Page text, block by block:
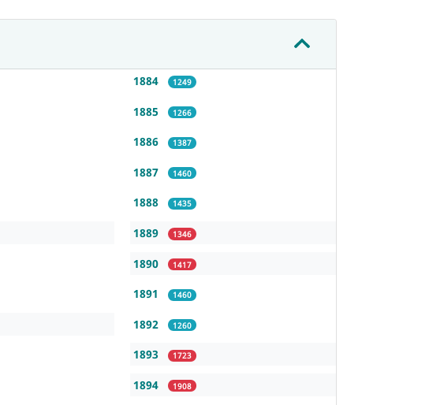
1884 1249
1885 1266
1886 1387
1887 1460
1888 1435
1889 1346
1890 1417
1891 1460
1892 1260
1893 1723
1894 1908